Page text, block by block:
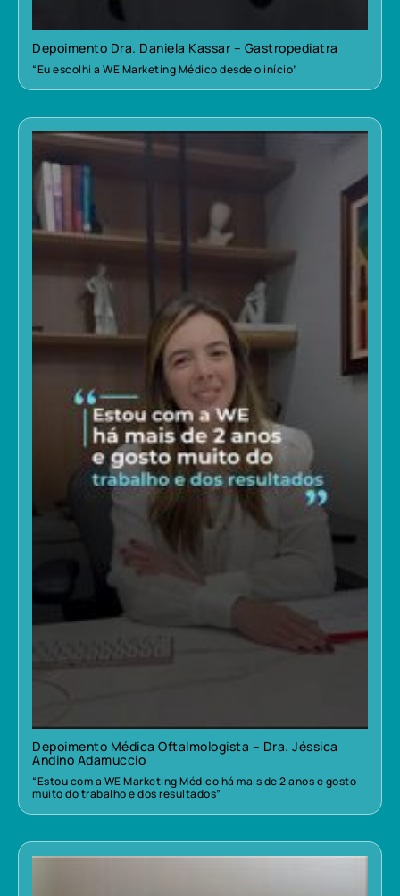
Depoimento Dra. Daniela Kassar – Gastropediatra
“Eu escolhi a WE Marketing Médico desde o início”
Depoimento Médica Oftalmologista – Dra. Jéssica
Andino Adamuccio
“Estou com a WE Marketing Médico há mais de 2 anos e gosto
muito do trabalho e dos resultados”